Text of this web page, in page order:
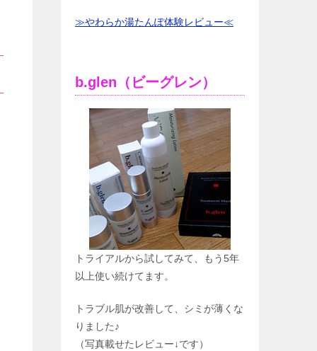
≫やわらか湯たんぽ体験レビュー≪
b.glen（ビーグレン）
トライアルから試してみて、もう5年
以上使い続けてます。
トラブル肌が改善して、シミが薄くな
りました♪
（写真載せたレビュー↓です）